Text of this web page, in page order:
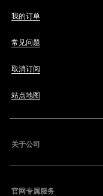
我的订单
常见问题
取消订阅
站点地图
关于公司
官网专属服务